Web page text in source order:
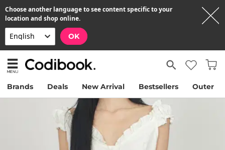
Choose another language to see content specific to your
location and shop online.
OK
Brands Deals New Arrival Bestsellers Outer